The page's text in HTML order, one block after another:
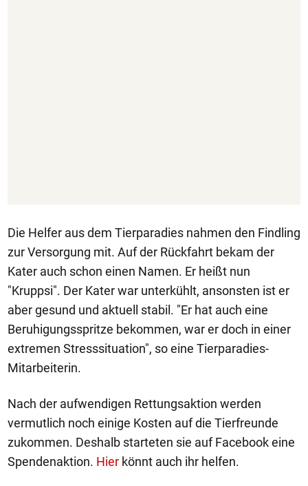
Die Helfer aus dem Tierparadies nahmen den Findling
zur Versorgung mit. Auf der Rückfahrt bekam der
Kater auch schon einen Namen. Er heißt nun
"Kruppsi". Der Kater war unterkühlt, ansonsten ist er
aber gesund und aktuell stabil. "Er hat auch eine
Beruhigungsspritze bekommen, war er doch in einer
extremen Stresssituation", so eine Tierparadies-
Mitarbeiterin.
Nach der aufwendigen Rettungsaktion werden
vermutlich noch einige Kosten auf die Tierfreunde
zukommen. Deshalb starteten sie auf Facebook eine
Spendenaktion. Hier könnt auch ihr helfen.